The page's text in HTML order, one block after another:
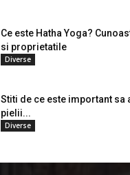
Ce este Hatha Yoga?
si proprietatile
Diverse
Stiti de ce este important sa
pielii...
Diverse